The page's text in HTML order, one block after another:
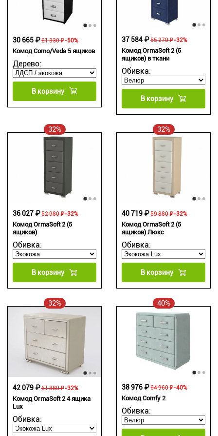
Комод Como/Veda 5 ящиков
Дерево:
61 330 ₽
30 665 ₽ -50%
В корзину
Комод OrmaSoft 2 (5
ящиков) в ткани
Обивка:
55 270 ₽
37 584 ₽ -32%
В корзину
32%
Комод OrmaSoft 2 (5
ящиков)
Обивка:
52 980 ₽
36 027 ₽ -32%
В корзину
32%
Комод OrmaSoft 2 (5
ящиков) Люкс
Обивка:
59 880 ₽
40 719 ₽ -32%
В корзину
32%
Комод OrmaSoft 2 4 ящика
Lux
Обивка:
61 880 ₽
42 079 ₽ -32%
40%
Комод Comfy 2
Обивка:
64 960 ₽
38 976 ₽ -40%